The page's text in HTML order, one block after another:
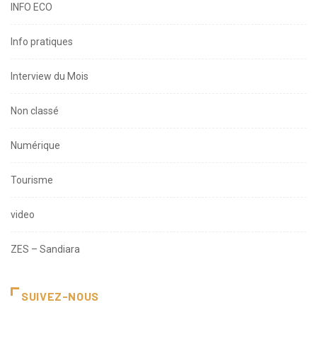
INFO ECO
Info pratiques
Interview du Mois
Non classé
Numérique
Tourisme
video
ZES – Sandiara
SUIVEZ-NOUS